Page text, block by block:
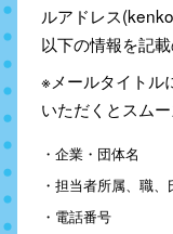
ルアドレス
以下の情報を記
※メールタイトル
いただくとスムー
・企業・団体名
・担当者所属、職、
・電話番号